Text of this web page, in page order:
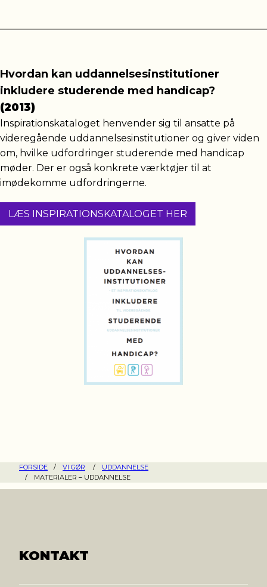
Hvordan kan uddannelsesinstitutioner
inkludere studerende med handicap?
(2013)
Inspirationskataloget henvender sig til ansatte på
videregående uddannelsesinstitutioner og giver viden
om, hvilke udfordringer studerende med handicap
møder. Der er også konkrete værktøjer til at
imødekomme udfordringerne.
LÆS INSPIRATIONSKATALOGET HER
FORSIDE / VI GØR /
UDDANNELSE
/
MATERIALER – UDDANNELSE
KONTAKT